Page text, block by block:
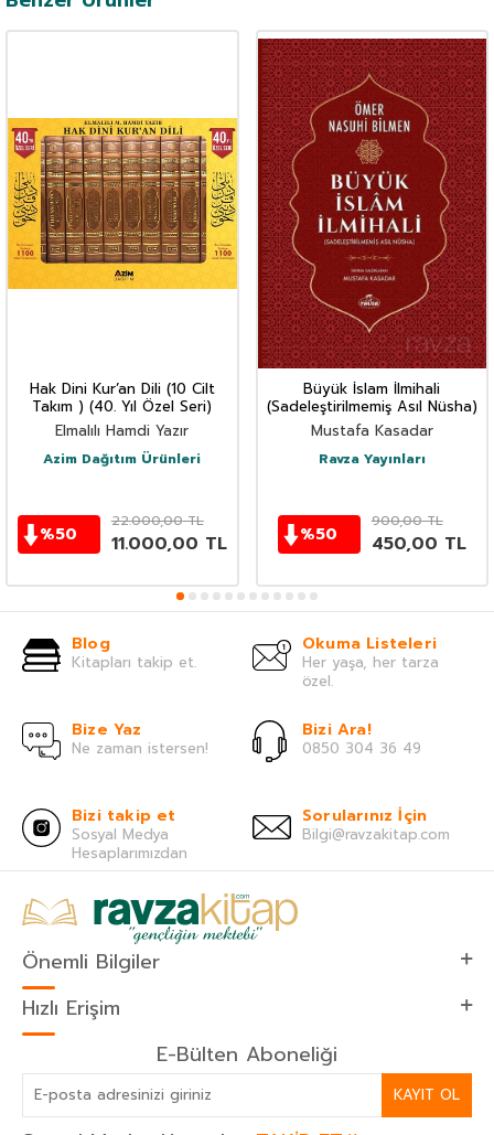
Hak Dini Kur’an Dili (10 Cilt
Takım ) (40. Yıl Özel Seri)
Elmalılı Hamdi Yazır
Azim Dağıtım Ürünleri
%50
22.000,00TL
11.000,00 TL
Büyük İslam İlmihali
(Sadeleştirilmemiş Asıl Nüsha)
Mustafa Kasadar
Ravza Yayınları
%50
900,00TL
450,00 TL
Blog
Kitapları takip et.
Okuma Listeleri
Her yaşa, her tarza
özel.
Bize Yaz
Ne zaman istersen!
Bizi Ara!
0850 304 36 49
Bizi takip et
Sosyal Medya
Hesaplarımızdan
Sorularınız İçin
Bilgi@ravzakitap.com
Önemli Bilgiler
Hızlı Erişim
E-Bülten Aboneliği
KAYIT OL